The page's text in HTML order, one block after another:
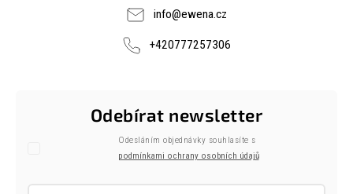
info@ewena.cz
+420777257306
Odebírat newsletter
Odesláním objednávky souhlasíte s
podmínkami ochrany osobních údajů